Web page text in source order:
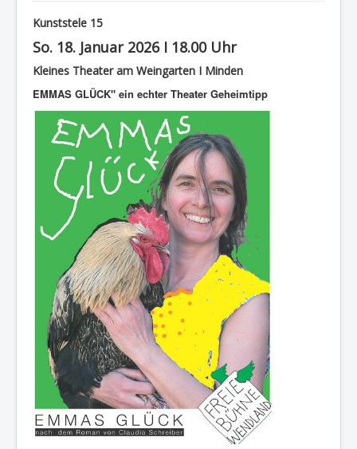
Kunststele 15
So. 18. Januar 2026 I 18.00 Uhr
Kleines Theater am Weingarten I Minden
EMMAS GLÜCK" ein echter Theater Geheimtipp